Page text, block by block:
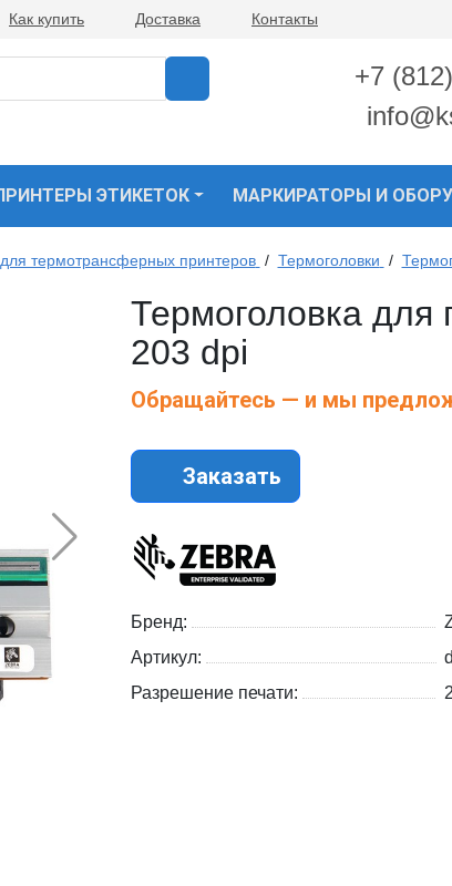
Как купить Доставка Контакты
+7
ЭТИКЕТОК МАРКИРАТОРЫ И
термотрансферных принтеров / Термоголовки /
Термоголовка для
203 dpi
Обращайтесь — и мы
Заказать
Бренд:
Артикул:
Разрешение печати: